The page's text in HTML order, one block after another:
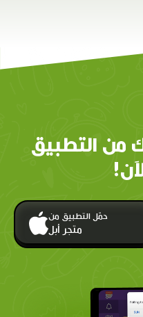
من التطبيق
حمّل التطبيق من
متجر أبل